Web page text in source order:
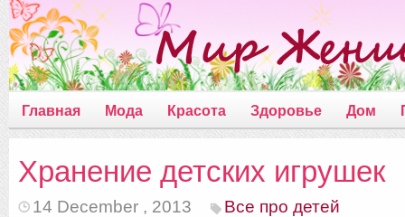
Главная Мода Красота Здоровье Дом
Хранение детских игрушек
14 December , 2013 Все про детей